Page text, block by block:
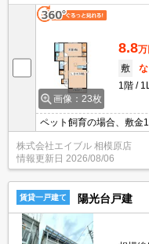
画像：23枚
8.8万
敷
1階
ペット飼育の場合、敷金
可。追い焚き付き。ホー
無料。浴室乾燥機、室内
化粧台。
株式会社エイブル 相模原店
情報更新日 2026/08/06
賃貸一戸建て 陽光台戸建